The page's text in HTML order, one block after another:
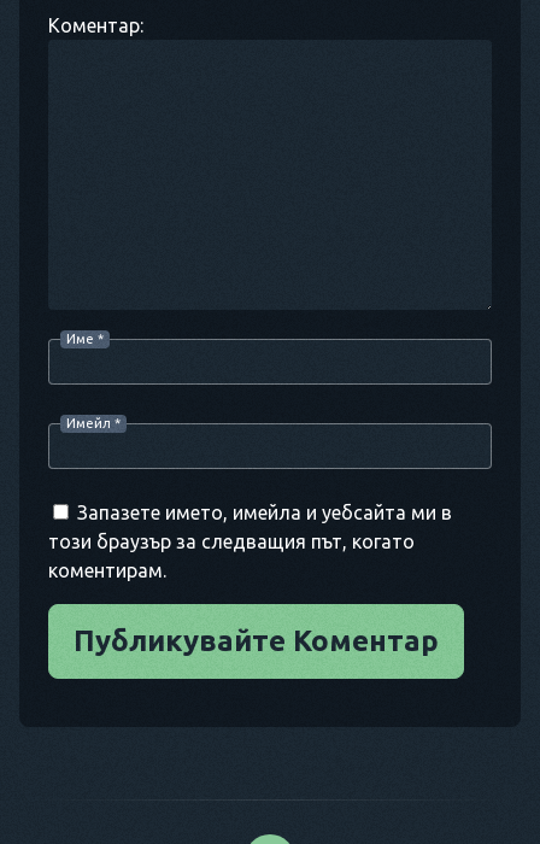
Коментар:
Име *
Имейл *
Запазете името, имейла и уебсайта ми в
този браузър за следващия път, когато
коментирам.
Публикувайте Коментар